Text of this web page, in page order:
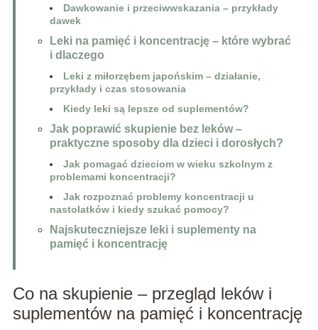
Dawkowanie i przeciwwskazania – przykłady
dawek
Leki na pamięć i koncentrację – które wybrać
i dlaczego
Leki z miłorzębem japońskim – działanie,
przykłady i czas stosowania
Kiedy leki są lepsze od suplementów?
Jak poprawić skupienie bez leków –
praktyczne sposoby dla dzieci i dorosłych?
Jak pomagać dzieciom w wieku szkolnym z
problemami koncentracji?
Jak rozpoznać problemy koncentracji u
nastolatków i kiedy szukać pomocy?
Najskuteczniejsze leki i suplementy na
pamięć i koncentrację
Co na skupienie – przegląd leków i
suplementów na pamięć i koncentrację